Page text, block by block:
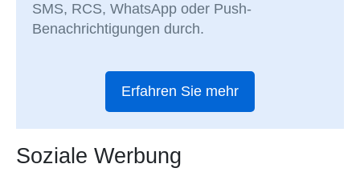
SMS, RCS, WhatsApp oder Push-
Benachrichtigungen durch.
Erfahren Sie mehr
Soziale Werbung